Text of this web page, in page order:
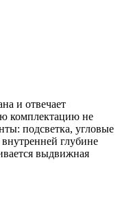
и отвечает
комплектацию не
подсветка, угловые
глубине
выдвижная